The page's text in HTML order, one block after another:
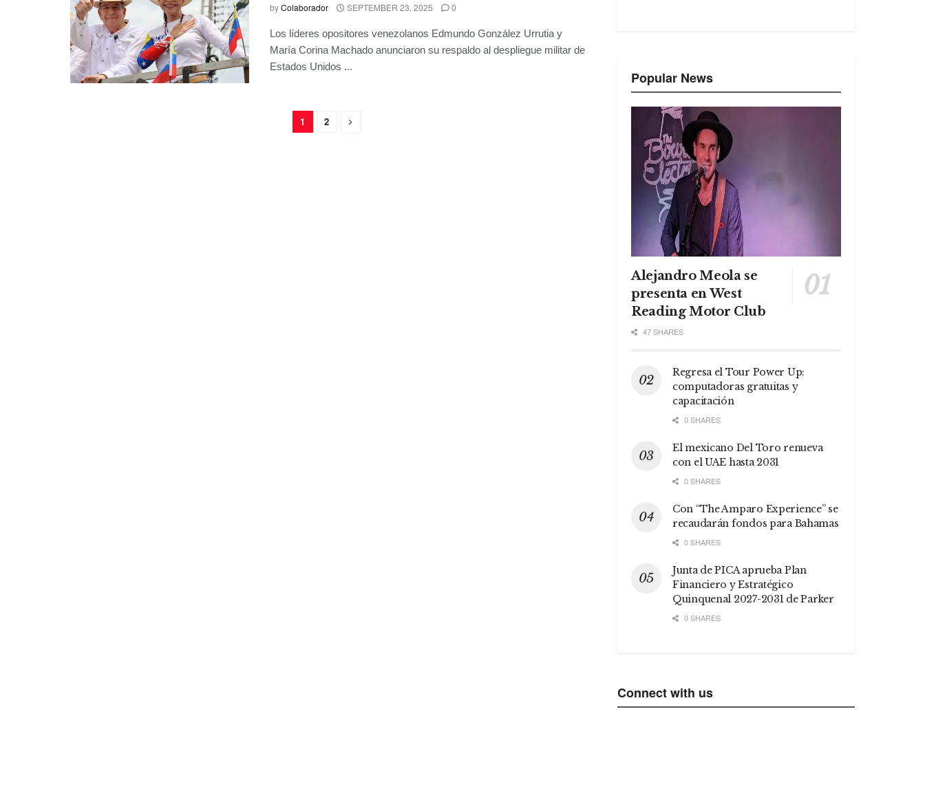
byColaborador SEPTEMBER 23, 2025 0
Los líderes opositores venezolanos Edmundo González Urrutia y
María Corina Machado anunciaron su respaldo al despliegue militar de
Estados Unidos ...
1 2
Popular News
Alejandro Meola se
presenta en West
Reading Motor Club
47 SHARES
Regresa el Tour Power Up:
computadoras gratuitas y
capacitación
0 SHARES
El mexicano Del Toro renueva
con el UAE hasta 2031
0 SHARES
Con “The Amparo Experience” se
recaudarán fondos para Bahamas
0 SHARES
Junta de PICA aprueba Plan
Financiero y Estratégico
Quinquenal 2027-2031 de Parker
0 SHARES
Connect with us